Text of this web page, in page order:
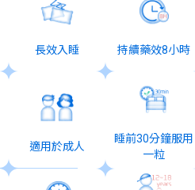
長效入睡 持續藥效8小時
適用於成人
睡前30分鐘服用
一粒